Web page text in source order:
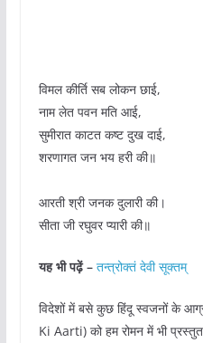
विमल कीर्ति सब लोकन छाई,
नाम लेत पवन मति आई,
सुमीरात काटत कष्ट दुख दाई,
शरणागत जन भय हरी की॥
आरती श्री जनक दुलारी की।
सीता जी रघुवर प्यारी की॥
यह भी पढ़ें – तन्त्रोक्तं देवी सूक्तम्
विदेशों में बसे कुछ हिंदू स्वजनों के
Ki Aarti) को हम रोमन में भी